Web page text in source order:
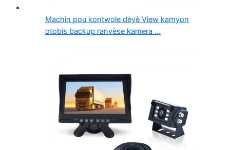
Machin pou kontwole dèyè View kamyon
otobis backup ranvèse kamera ...